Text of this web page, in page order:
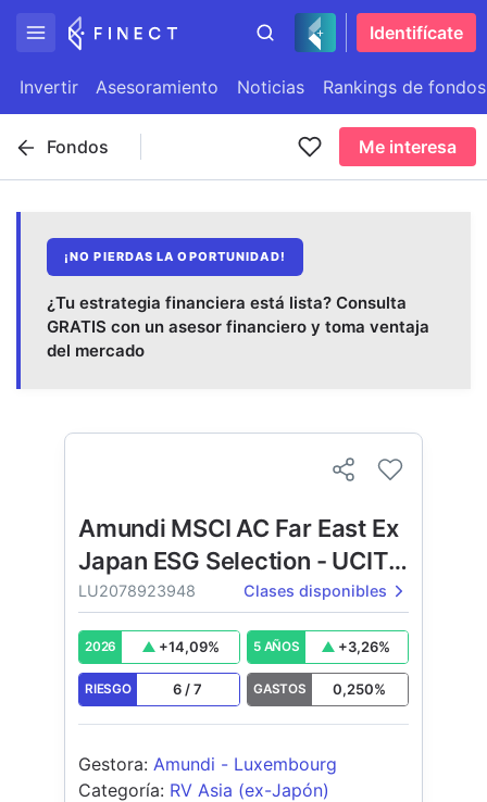
Identifícate
Invertir Asesoramiento Noticias Rankings de fondos
Fondos Me interesa
¡NO PIERDAS LA OPORTUNIDAD!
¿Tu estrategia financiera está lista? Consulta
GRATIS con un asesor financiero y toma ventaja
del mercado
Amundi MSCI AC Far East Ex
Japan ESG Selection - UCITS
ETF
LU2078923948 Clases disponibles
2026 +14,09% 5 AÑOS +3,26%
RIESGO 6 /7 GASTOS 0,250%
Gestora: Amundi - Luxembourg
Categoría: RV Asia (ex-Japón)